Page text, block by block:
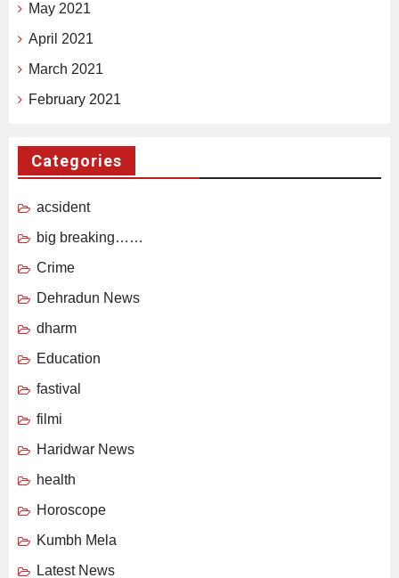
May 2021
April 2021
March 2021
February 2021
Categories
acsident
big breaking……
Crime
Dehradun News
dharm
Education
fastival
filmi
Haridwar News
health
Horoscope
Kumbh Mela
Latest News